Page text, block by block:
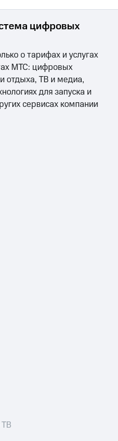
цифровых
о тарифах и услугах
МТС: цифровых
отдыха, ТВ и медиа,
для запуска и
сервисах компании